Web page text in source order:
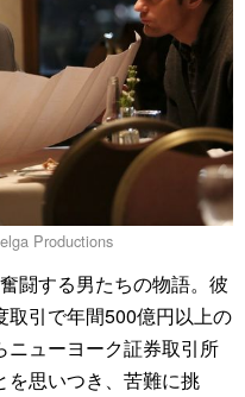
Productions
闘する男たちの物語。彼
取引で年間500億円以上の
ニューヨーク証券取引所
を思いつき、苦難に挑